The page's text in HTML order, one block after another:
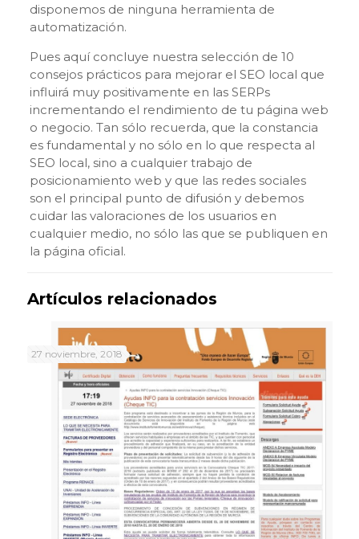
disponemos de ninguna herramienta de
automatización.
Pues aquí concluye nuestra selección de 10
consejos prácticos para mejorar el SEO local que
influirá muy positivamente en las SERPs
incrementando el rendimiento de tu página web
o negocio. Tan sólo recuerda, que la constancia
es fundamental y no sólo en lo que respecta al
SEO local, sino a cualquier trabajo de
posicionamiento web y que las redes sociales
son el principal punto de difusión y debemos
cuidar las valoraciones de los usuarios en
cualquier medio, no sólo las que se publiquen en
la página oficial.
Artículos relacionados
27 noviembre, 2018